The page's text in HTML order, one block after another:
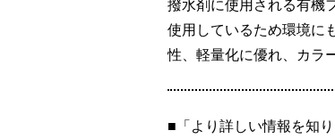
使用しているため環境に
性、軽量化に優れ、カラ
■「より詳しい情報を知